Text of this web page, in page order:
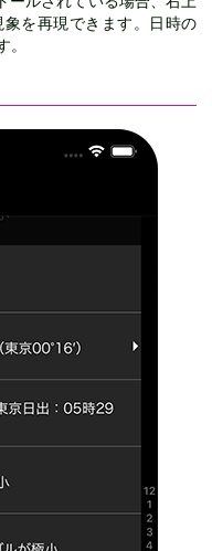
を再現できます。日時の